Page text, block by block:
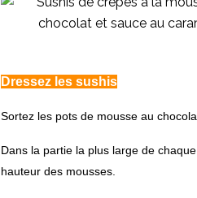
Dressez les sushis
Sortez les pots de mousse au
Dans la partie la plus large de
hauteur des mousses.